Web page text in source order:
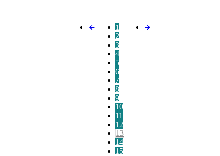
1
2
3
4
5
6
7
8
9
10
11
12
13
14
15